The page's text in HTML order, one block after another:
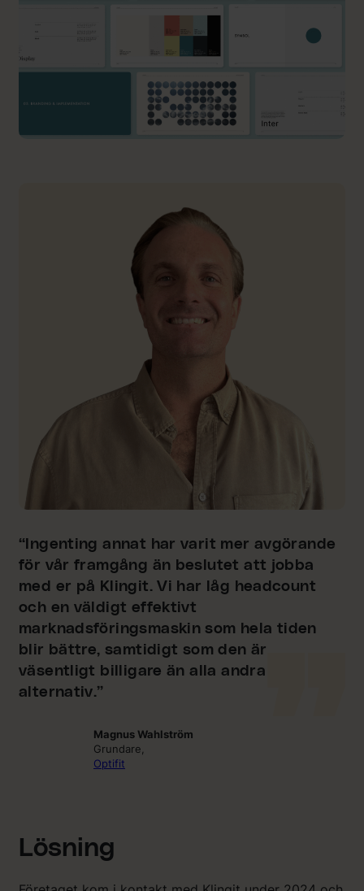
“Ingenting annat har varit mer avgörande
för vår framgång än beslutet att jobba
med er på Klingit. Vi har låg headcount
och en väldigt effektivt
marknadsföringsmaskin som hela tiden
blir bättre, samtidigt som den är
väsentligt billigare än alla andra
alternativ.”
Magnus Wahlström
Grundare,
Optifit
Lösning